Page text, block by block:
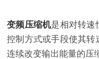
变频压缩机是相对转速
控制方式或手段使其
连续改变输出能量的压